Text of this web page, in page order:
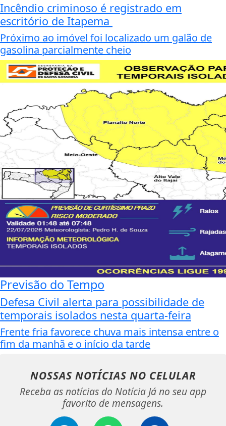
Incêndio criminoso é registrado em
escritório de Itapema
Próximo ao imóvel foi localizado um galão de
gasolina parcialmente cheio
Previsão do Tempo
Defesa Civil alerta para possibilidade de
temporais isolados nesta quarta-feira
Frente fria favorece chuva mais intensa entre o
fim da manhã e o início da tarde
NOSSAS NOTÍCIAS NO CELULAR
Receba as notícias do Notícia Já no seu app
favorito de mensagens.